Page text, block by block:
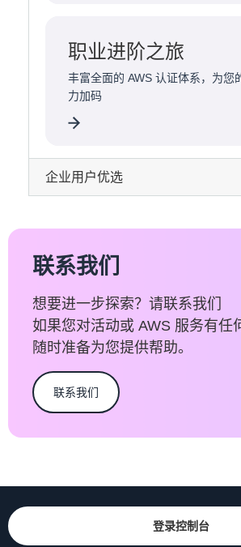
职业进阶之旅
丰富全面的 AWS 认证体系，为您
力加码
企业用户优选
联系我们
想要进一步探索？请联系我们
如果您对活动或 AWS 服务有任
随时准备为您提供帮助。
联系我们
登录控制台